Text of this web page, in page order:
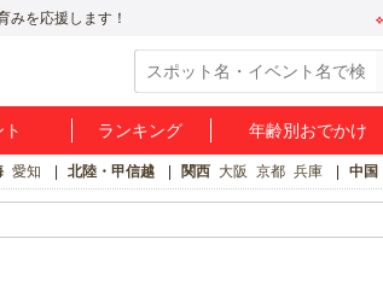
みを応援します！
ランキング 年齢別おでかけ
愛知 北陸・甲信越 関西 大阪 京都 兵庫 中国